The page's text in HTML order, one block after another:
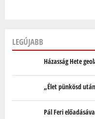
LEGÚJABB
Házasság Hete
„Élet pünkösd
Pál Feri